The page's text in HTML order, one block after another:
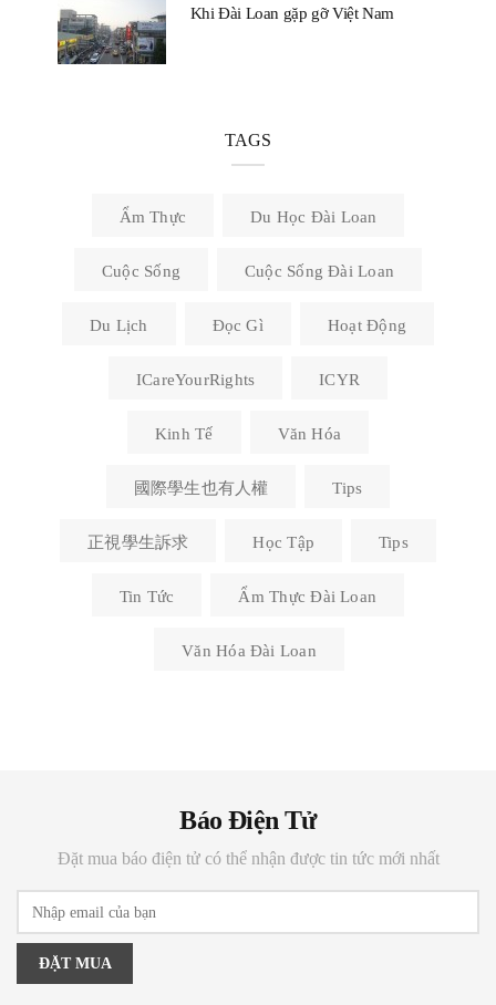
Khi Đài Loan gặp gỡ Việt Nam
TAGS
Ẩm Thực Du Học Đài Loan
Cuộc Sống Cuộc Sống Đài Loan
Du Lịch Đọc Gì Hoạt Động
ICareYourRights ICYR
Kinh Tế Văn Hóa
國際學生也有人權 Tips
正視學生訴求 Học Tập Tips
Tin Tức Ẩm Thực Đài Loan
Văn Hóa Đài Loan
Báo Điện Tử
Đặt mua báo điện tử có thể nhận được tin tức mới nhất
ĐẶT MUA